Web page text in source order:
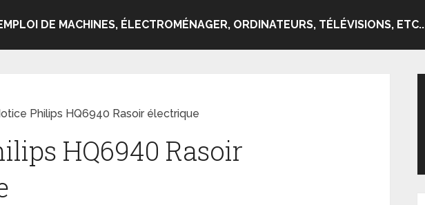
DE MACHINES, ÉLECTROMÉNAGER, ORDINATEURS, TÉLÉVISIONS, ETC..
Philips HQ6940 Rasoir électrique
HQ6940 Rasoir